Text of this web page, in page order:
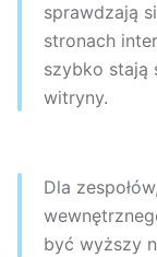
sprawdzają
stronach
szybko stają
witryny.
Dla
być wyższy